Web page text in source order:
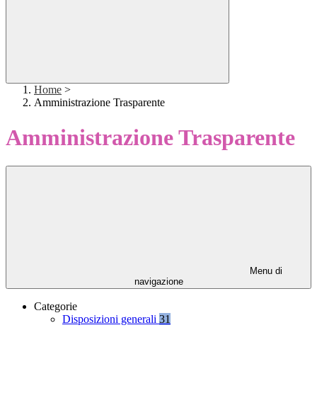
Home >
Amministrazione Trasparente
Amministrazione Trasparente
Menu di
navigazione
Categorie
Disposizioni generali 31